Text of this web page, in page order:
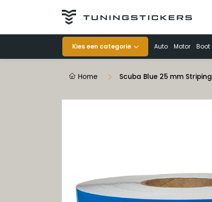
Kies een categorie Auto Motor Boot
Categorieën
Decoratie
Home Scuba Blue 25 mm Striping